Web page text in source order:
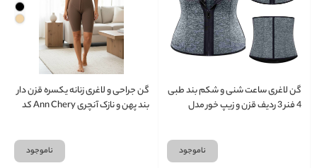
گن لاغری ساعت شنی و شکم بند طبی
4 فنر 3 ردیف قزن و زیپ خور مدل
ناموجود
گن جراحی و لاغری زنانه یکسره قزن دار
بند پهن و نازک آنچری Ann Chery کد
ناموجود